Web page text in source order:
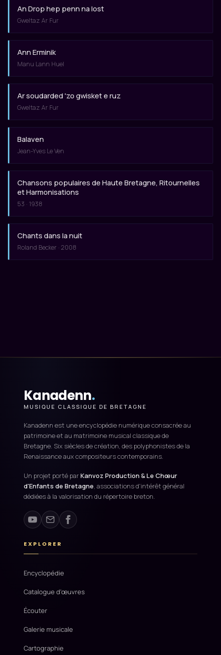
An Drop hep penn na lost
Gweltaz Ar Fur
Ann Erminik
Manu Lann Huel
Ar soudarded 'zo gwisket e ruz
Gweltaz Ar Fur
Balaven
Jean-Yves Le Ven
Chansons populaires de Haute Bretagne, Ritournelles
et Harmonisations
53 · 1938
Chants dans la nuit
Roland Becker · 2008
Kanadenn.
MUSIQUE CLASSIQUE DE BRETAGNE
Kanadenn est une encyclopédie numérique consacrée au
patrimoine et au matrimoine musical classique de
Bretagne. Six siècles de création, des polyphonistes de la
Renaissance aux compositeurs contemporains.
Un projet porté parKanvoz Production & Le Chœur
d'Enfants de Bretagne, associations d'intérêt général
dédiées à la valorisation du répertoire breton.
EXPLORER
Encyclopédie
Catalogue d'œuvres
Écouter
Galerie musicale
Cartographie